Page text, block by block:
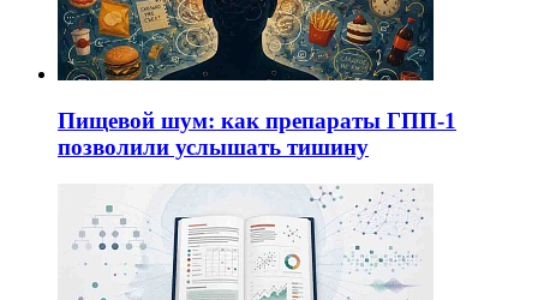
Пищевой шум: как препараты ГПП-1
позволили услышать тишину